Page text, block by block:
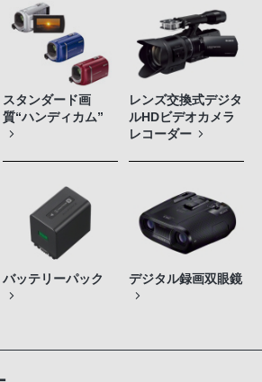
スタンダード画
質“ハンディカム”
レンズ交換式デジタ
ルHDビデオカメラ
レコーダー
バッテリーパック デジタル録画双眼鏡